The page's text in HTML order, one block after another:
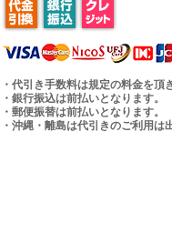
・代引き手数料は規定の料金を頂
・銀行振込は前払いとなります。
・郵便振替は前払いとなります。
・沖縄・離島は代引きのご利用は